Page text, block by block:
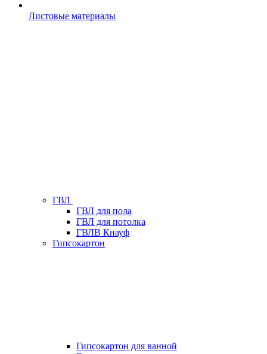
Листовые материалы
ГВЛ
ГВЛ для пола
ГВЛ для потолка
ГВЛВ Кнауф
Гипсокартон
Гипсокартон для ванной